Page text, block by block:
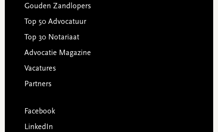
Gouden Zandlopers
Top 50 Advocatuur
Top 30 Notariaat
Advocatie Magazine
Vacatures
Partners
Facebook
LinkedIn